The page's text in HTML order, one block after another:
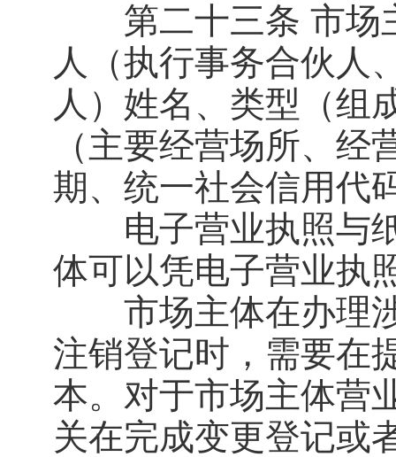
第二十三条 市场
人（执行事务合伙人
人）姓名、类型（组
（主要经营场所、
期、统一社会信用代
电子营业执照与纸
体可以凭电子营业执
市场主体在办理涉
注销登记时，需要在
本。对于市场主体营
关在完成变更登记或